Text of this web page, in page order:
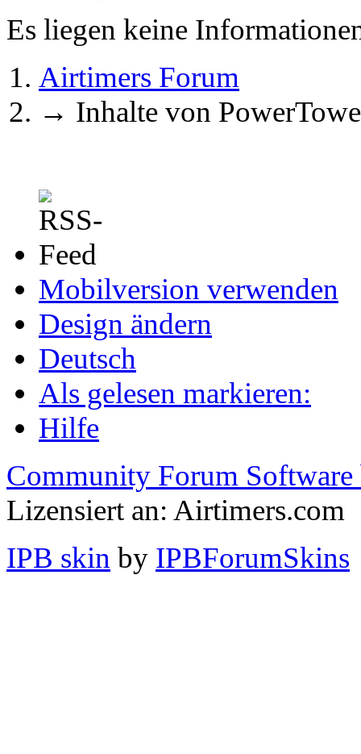
Es liegen keine
Airtimers Forum
→ Inhalte von
Mobilversion verwenden
Design ändern
Deutsch
Als gelesen markieren:
Hilfe
Community Forum Software
Lizensiert an: Airtimers.com
IPB skin by IPBForumSkins